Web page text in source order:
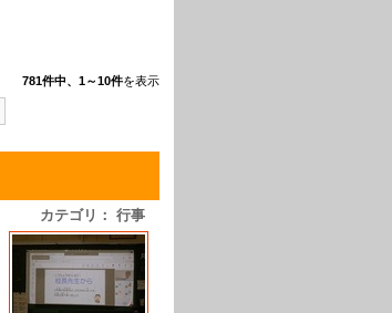
781件中、1～10件を表示
カテゴリ： 行事